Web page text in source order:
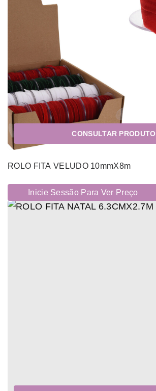
CONSULTAR PRODUTO
ROLO FITA VELUDO 10mmX8m
Inicie Sessão Para Ver Preço